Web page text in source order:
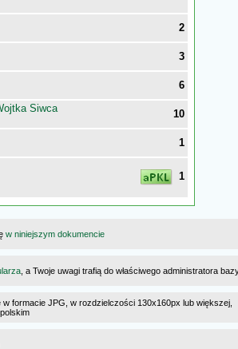
2
3
6
Siwca
10
1
1
w niniejszym dokumencie
, a Twoje uwagi trafią do właściwego administratora
formacie JPG, w rozdzielczości 130x160px lub większej,